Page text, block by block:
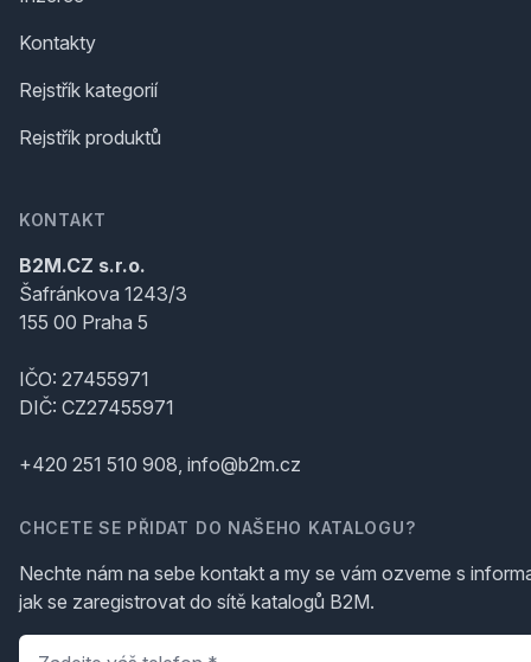
Kontakty
Rejstřík kategorií
Rejstřík produktů
KONTAKT
B2M.CZ s.r.o.
Šafránkova 1243/3
155 00 Praha 5
IČO: 27455971
DIČ: CZ27455971
+420 251 510 908, info@b2m.cz
CHCETE SE PŘIDAT DO NAŠEHO KATALOGU?
Nechte nám na sebe kontakt a my se vám ozveme s
jak se zaregistrovat do sítě katalogů B2M.
Telefon